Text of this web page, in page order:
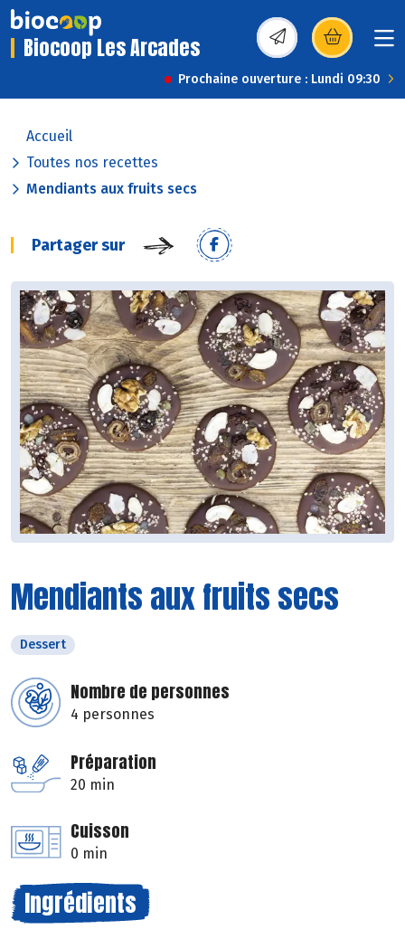
Biocoop Les Arcades (s’ouvre dans une
Prochaine ouverture : Lundi 09:30
Accueil
Toutes nos recettes
Mendiants aux fruits secs
Partager sur
Mendiants aux fruits secs
Dessert
Nombre de personnes
4 personnes
Préparation
20 min
Cuisson
0 min
Ingrédients